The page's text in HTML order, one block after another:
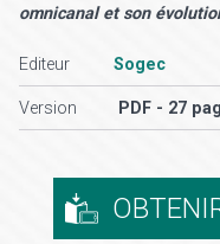
omnicanal et son
Editeur Sogec
Version PDF - 27